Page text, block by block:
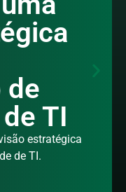
de
TI
estratégica
de TI.